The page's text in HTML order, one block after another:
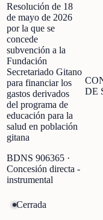
Resolución de 18
de mayo de 2026
por la que se
concede
subvención a la
Fundación
Secretariado Gitano
para financiar los
gastos derivados
del programa de
educación para la
salud en población
gitana
BDNS 906365 ·
Concesión directa -
instrumental
DE
Cerrada